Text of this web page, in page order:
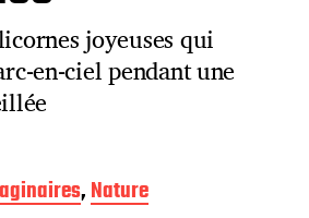
joyeuses qui
en-ciel pendant une
,Nature